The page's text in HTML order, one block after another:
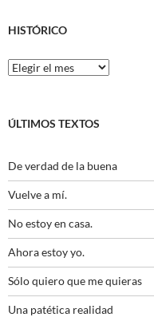
HISTÓRICO
Histórico
ÚLTIMOS TEXTOS
De verdad de la buena
Vuelve a mí.
No estoy en casa.
Ahora estoy yo.
Sólo quiero que me quieras
Una patética realidad